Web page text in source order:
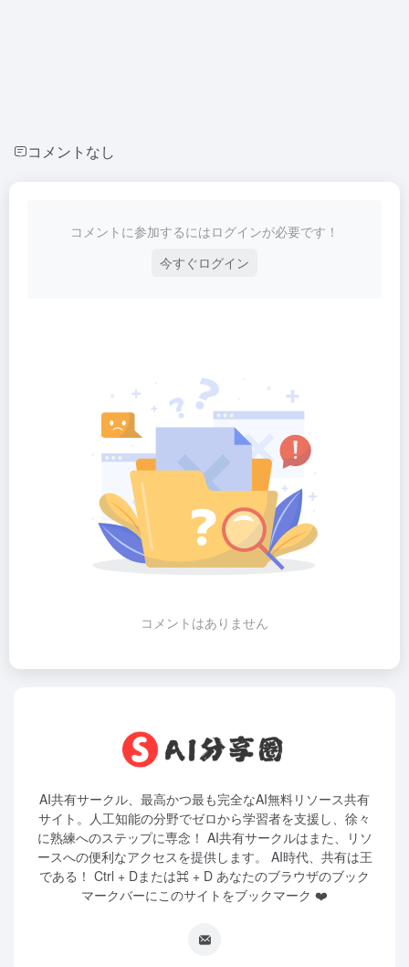
コメントなし
コメントに参加するにはログインが必要です！
今すぐログイン
コメントはありません
AI共有サークル、最高かつ最も完全なAI無料リソース共有
サイト。人工知能の分野でゼロから学習者を支援し、徐々
に熟練へのステップに専念！ AI共有サークルはまた、リソ
ースへの便利なアクセスを提供します。 AI時代、共有は王
である！ Ctrl + Dまたは⌘ + D あなたのブラウザのブック
マークバーにこのサイトをブックマーク ❤️